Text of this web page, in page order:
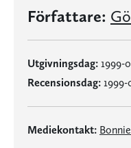
Författare:
Utgivningsdag: 1999-
Recensionsdag: 1999-
Mediekontakt: